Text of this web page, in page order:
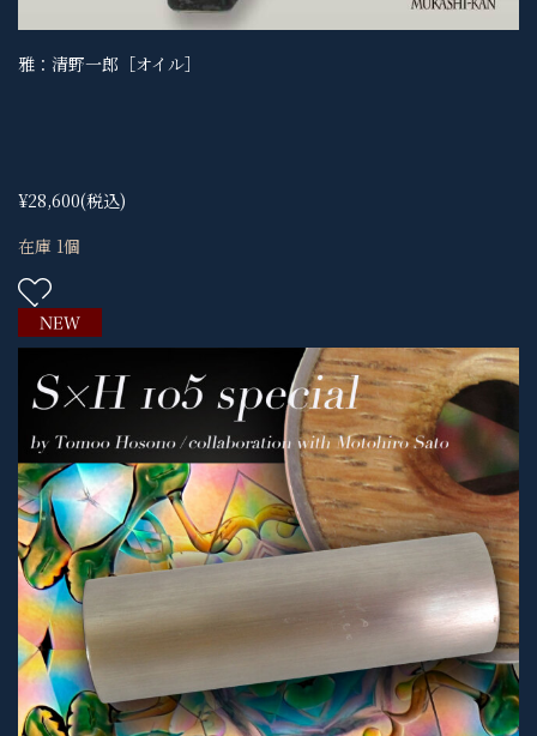
雅：清野一郎［オイル］
¥28,600(税込)
在庫 1個